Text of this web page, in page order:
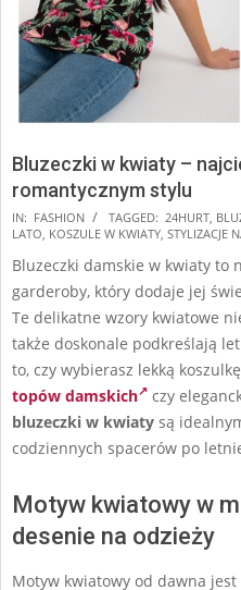
Bluzeczki w kwiaty –
romantycznym stylu
2025-
07-
15
IN: FASHION TAGGED: 24HURT
LATO KOSZULE W KWIATY STYLIZACJE
Bluzeczki damskie w kwiaty to
garderoby, który dodaje jej
Te delikatne wzory kwiatowe
także doskonale podkreślają
to, czy wybierasz lekką
topów damskich
czy
bluzeczki w kwiaty są
codziennych spacerów po
Motyw kwiatowy w
desenie na odzieży
Motyw kwiatowy od dawna